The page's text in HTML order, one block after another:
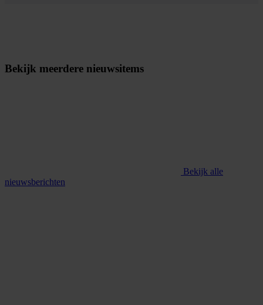
Bekijk meerdere nieuwsitems
Bekijk alle
nieuwsberichten